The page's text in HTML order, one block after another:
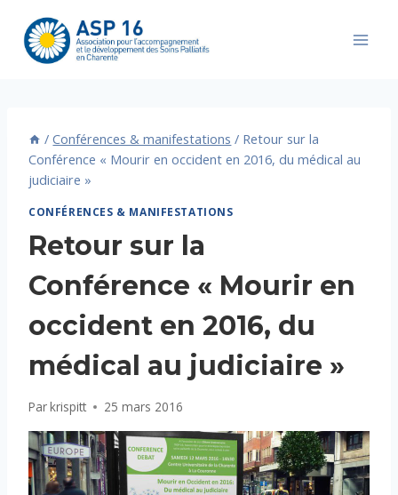
contenu
/ Conférences & manifestations / Retour sur la
Conférence « Mourir en occident en 2016, du médical au
judiciaire »
CONFÉRENCES & MANIFESTATIONS
Retour sur la
Conférence « Mourir en
occident en 2016, du
médical au judiciaire »
Parkrispitt 25 mars 2016